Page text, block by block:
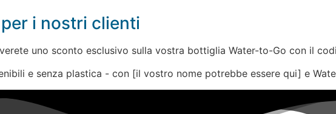
i nostri clienti
uno sconto esclusivo sulla vostra bottiglia Water-to-Go con il
e senza plastica - con [il vostro nome potrebbe essere qui] e